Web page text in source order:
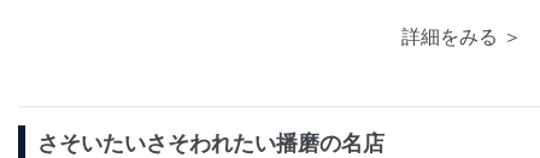
詳細をみる ＞
さそいたいさそわれたい播磨の名店